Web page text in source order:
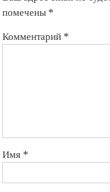
помечены *
Комментарий *
Имя *